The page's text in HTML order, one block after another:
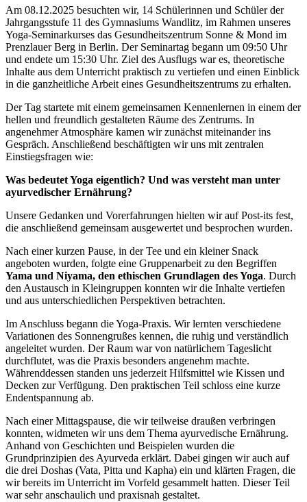
Am 08.12.2025 besuchten wir, 14 Schülerinnen und Schüler der
Jahrgangsstufe 11 des Gymnasiums Wandlitz, im Rahmen unseres
Yoga-Seminarkurses das Gesundheitszentrum Sonne & Mond im
Prenzlauer Berg in Berlin. Der Seminartag begann um 09:50 Uhr
und endete um 15:30 Uhr. Ziel des Ausflugs war es, theoretische
Inhalte aus dem Unterricht praktisch zu vertiefen und einen Einblick
in die ganzheitliche Arbeit eines Gesundheitszentrums zu erhalten.
Der Tag startete mit einem gemeinsamen Kennenlernen in einem der
hellen und freundlich gestalteten Räume des Zentrums. In
angenehmer Atmosphäre kamen wir zunächst miteinander ins
Gespräch. Anschließend beschäftigten wir uns mit zentralen
Einstiegsfragen wie:
Was bedeutet Yoga eigentlich? Und was versteht man unter
ayurvedischer Ernährung?
Unsere Gedanken und Vorerfahrungen hielten wir auf Post-its fest,
die anschließend gemeinsam ausgewertet und besprochen wurden.
Nach einer kurzen Pause, in der Tee und ein kleiner Snack
angeboten wurden, folgte eine Gruppenarbeit zu den Begriffen
Yama und Niyama, den ethischen Grundlagen des Yoga. Durch
den Austausch in Kleingruppen konnten wir die Inhalte vertiefen
und aus unterschiedlichen Perspektiven betrachten.
Im Anschluss begann die Yoga-Praxis. Wir lernten verschiedene
Variationen des Sonnengrußes kennen, die ruhig und verständlich
angeleitet wurden. Der Raum war von natürlichem Tageslicht
durchflutet, was die Praxis besonders angenehm machte.
Währenddessen standen uns jederzeit Hilfsmittel wie Kissen und
Decken zur Verfügung. Den praktischen Teil schloss eine kurze
Endentspannung ab.
Nach einer Mittagspause, die wir teilweise draußen verbringen
konnten, widmeten wir uns dem Thema ayurvedische Ernährung.
Anhand von Geschichten und Beispielen wurden die
Grundprinzipien des Ayurveda erklärt. Dabei gingen wir auch auf
die drei Doshas (Vata, Pitta und Kapha) ein und klärten Fragen, die
wir bereits im Unterricht im Vorfeld gesammelt hatten. Dieser Teil
war sehr anschaulich und praxisnah gestaltet.